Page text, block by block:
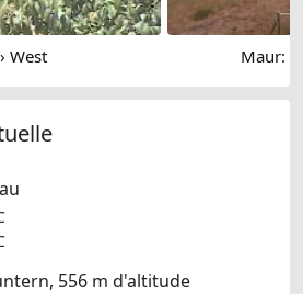
West Maur:
556 m d'altitude